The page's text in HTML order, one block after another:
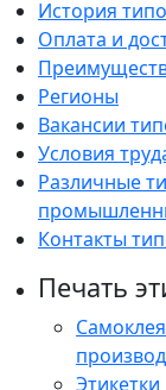
История
Оплата и
Регионы
Вакансии
Условия
Различные
Контакты
Печать